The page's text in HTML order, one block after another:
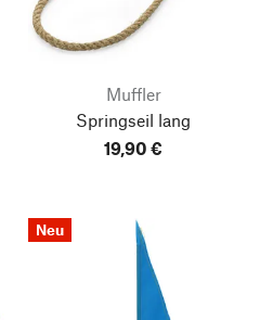
Muffler
Springseil lang
19,90 €
Neu